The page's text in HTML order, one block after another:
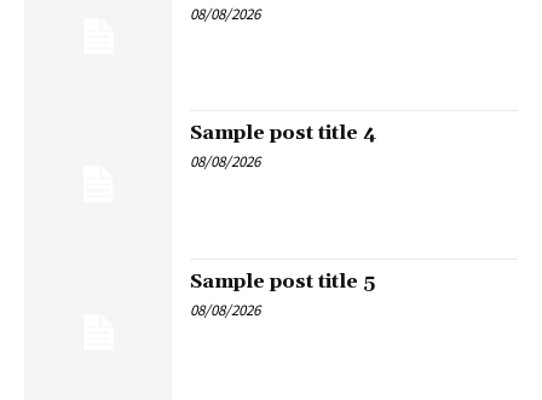
08/08/2026
Sample post title 4
08/08/2026
Sample post title 5
08/08/2026